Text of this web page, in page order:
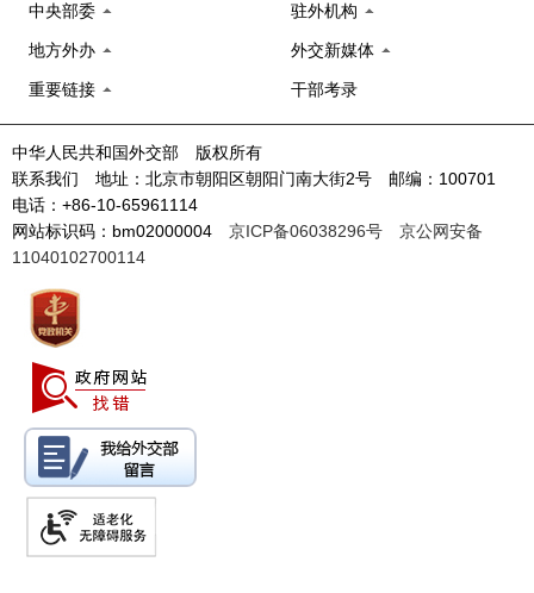
中央部委 驻外机构
地方外办 外交新媒体
重要链接 干部考录
中华人民共和国外交部 版权所有
联系我们 地址：北京市朝阳区朝阳门南大街2号 邮编：100701
电话：+86-10-65961114
网站标识码：bm02000004 京ICP备06038296号
京公网安备
11040102700114